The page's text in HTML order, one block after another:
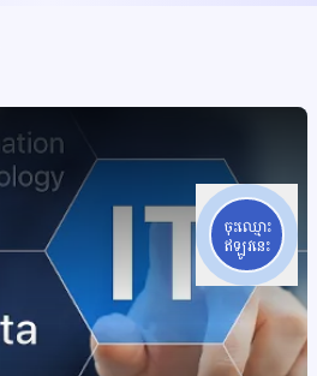
ចុះឈ្មោះ
ឥឡូវនេះ